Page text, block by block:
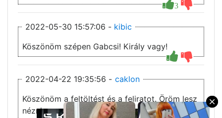
×
3
2022-05-30 15:57:06 - kibic
Köszönöm szépen Gabcsi! Király vagy!
2022-04-22 19:35:56 - caklon
Köszönöm a feltöltést és a feliratot. Öröm lesz
nézni.